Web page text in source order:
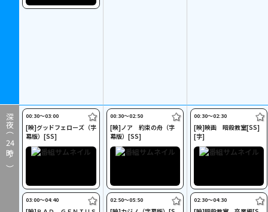
深夜（
24
時～）
00:30〜03:00
[映]グッドフェローズ（字
幕版）[SS]
03:00〜04:40
00:30〜02:50
[映]ノア 約束の舟（字
幕版）[SS]
02:50〜05:50
00:30〜02:30
[映]映画 暗殺教室[SS]
[字]
02:30〜04:30